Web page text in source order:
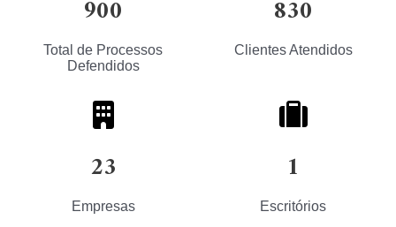
900
Total de Processos
Defendidos
830
Clientes Atendidos
23
Empresas
1
Escritórios